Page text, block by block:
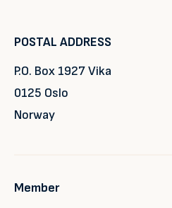
POSTAL ADDRESS
P.O. Box 1927 Vika
0125 Oslo
Norway
Member